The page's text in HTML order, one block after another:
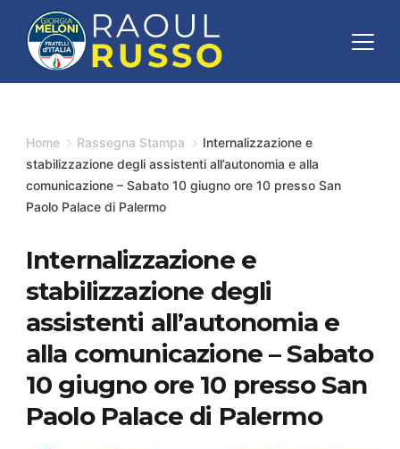
content
Minimal
Agency
Home Rassegna Stampa
Internalizzazione e
stabilizzazione degli assistenti all’autonomia e alla
comunicazione – Sabato 10 giugno ore 10 presso San
Paolo Palace di Palermo
Internalizzazione e
stabilizzazione degli
assistenti all’autonomia e
alla comunicazione – Sabato
10 giugno ore 10 presso San
Paolo Palace di Palermo